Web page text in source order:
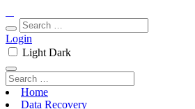
Login
Light Dark
Home
Data Recovery